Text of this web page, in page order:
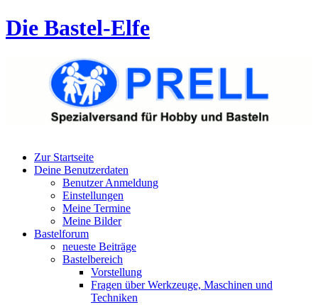
Die Bastel-Elfe
Zur Startseite
Deine Benutzerdaten
Benutzer Anmeldung
Einstellungen
Meine Termine
Meine Bilder
Bastelforum
neueste Beiträge
Bastelbereich
Vorstellung
Fragen über Werkzeuge, Maschinen und
Techniken